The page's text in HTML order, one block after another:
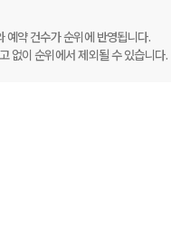
예약 건수가 순위에 반영됩니다.
없이 순위에서 제외될 수 있습니다.